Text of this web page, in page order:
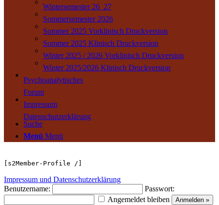
Wintersemester 26_27
Sommersemester 2026
Sommer 2025 Vorklinisch Druckversion
Sommer 2025 Klinisch Druckversion
Winter 2025 / 2026 Vorklinisch Druckversion
Winter 2025/2026 Klinisch Druckversion
Psychoanalytisches
Forum
Impressum
Datenschutzerklärung
Suche
Menü Menü
[s2Member-Profile /]
Impressum und Datenschutzerklärung
Benutzername:
Passwort:
Angemeldet bleiben